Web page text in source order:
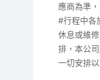
應商為準
#行程中各
休息或維
排，本公
一切安排